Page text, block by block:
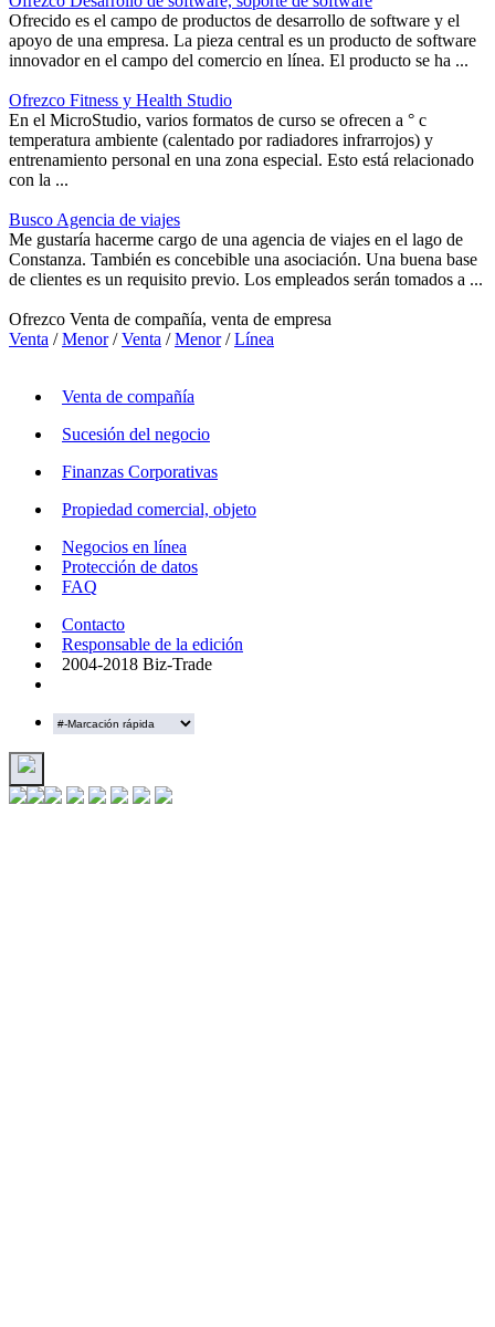
Ofrecido es el campo de productos de desarrollo de software y el
apoyo de una empresa. La pieza central es un producto de software
innovador en el campo del comercio en línea. El producto se ha ...
Ofrezco Fitness y Health Studio
En el MicroStudio, varios formatos de curso se ofrecen a ° c
temperatura ambiente (calentado por radiadores infrarrojos) y
entrenamiento personal en una zona especial. Esto está relacionado
con la ...
Busco Agencia de viajes
Me gustaría hacerme cargo de una agencia de viajes en el lago de
Constanza. También es concebible una asociación. Una buena base
de clientes es un requisito previo. Los empleados serán tomados a ...
Ofrezco Venta de compañía, venta de empresa
Venta /Menor/Venta /Menor/Línea
Venta de compañía
Sucesión del negocio
Finanzas Corporativas
Propiedad comercial, objeto
Negocios en línea
Protección de datos
FAQ
Contacto
Responsable de la edición
2004-2018 Biz-Trade